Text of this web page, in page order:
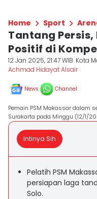
Home Sport
Tantang Persis,
Positif di
12 Jan 2025, 21:47 WIB Kota
Achmad Hidayat Alsair
News Channel
Pemain PSM Makassar dalam
Surakarta pada Minggu (12/1/
Intinya Sih
Pelatih PSM
persiapan laga
Solo.